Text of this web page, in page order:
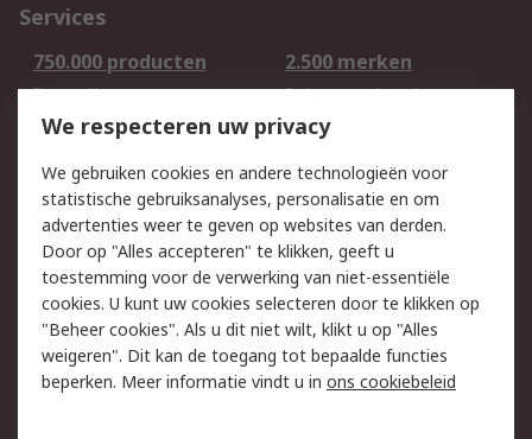
Services
750.000 producten
2.500 merken
Bestellen
Inkoopoplossingen
Retouren
Technisch advies
Track & Trace
Wettelijk
Cookiebeleid
Email veiligheid
Privacybeleid -
Bijgewerkt
Websitevoorwaarden
Algemene
verkoopvoorwaarden
We respecteren uw privacy
We gebruiken cookies en andere technologieën voor
statistische gebruiksanalyses, personalisatie en om
advertenties weer te geven op websites van derden.
Door op "Alles accepteren" te klikken, geeft u
toestemming voor de verwerking van niet-essentiële
cookies. U kunt uw cookies selecteren door te klikken op
"Beheer cookies". Als u dit niet wilt, klikt u op "Alles
weigeren". Dit kan de toegang tot bepaalde functies
beperken. Meer informatie vindt u in ons cookiebeleid